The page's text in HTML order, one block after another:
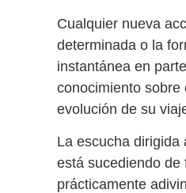
Cualquier nueva
determinada o la
instantánea en
conocimiento sobre
evolución de su
La escucha dirigida
está sucediendo de
prácticamente